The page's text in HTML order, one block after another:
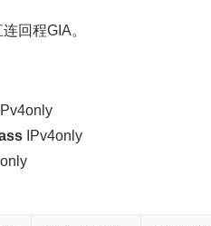
回程GIA。
IPv4only